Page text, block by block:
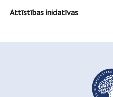
Attīstības iniciatīvas